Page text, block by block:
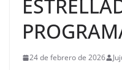
24 de febrero de 2026